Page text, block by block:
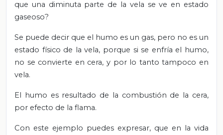
que una diminuta parte de la vela se ve en estado
gaseoso?
Se puede decir que el humo es un gas, pero no es un
estado físico de la vela, porque si se enfría el humo,
no se convierte en cera, y por lo tanto tampoco en
vela.
El humo es resultado de la combustión de la cera,
por efecto de la flama.
Con este ejemplo puedes expresar, que en la vida